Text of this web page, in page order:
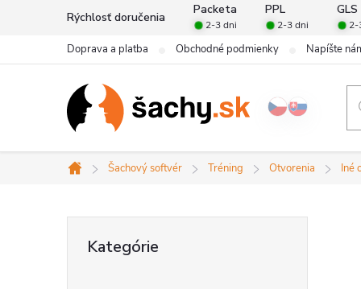
Rýchlosť doručenia
Packeta PPL GLS
2-3 dni 2-3 dni 2-
Doprava a platba Obchodné podmienky Napíšte
Domov
Šachový softvér Tréning Otvorenia Iné
kategórie
Kategórie